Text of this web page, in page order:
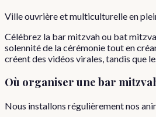
Ville ouvrière et multiculturelle en
Célébrez la bar mitzvah ou bat
solennité de la cérémonie tout en
créent des vidéos virales, tandis que
Où organiser une bar
Nous installons régulièrement nos